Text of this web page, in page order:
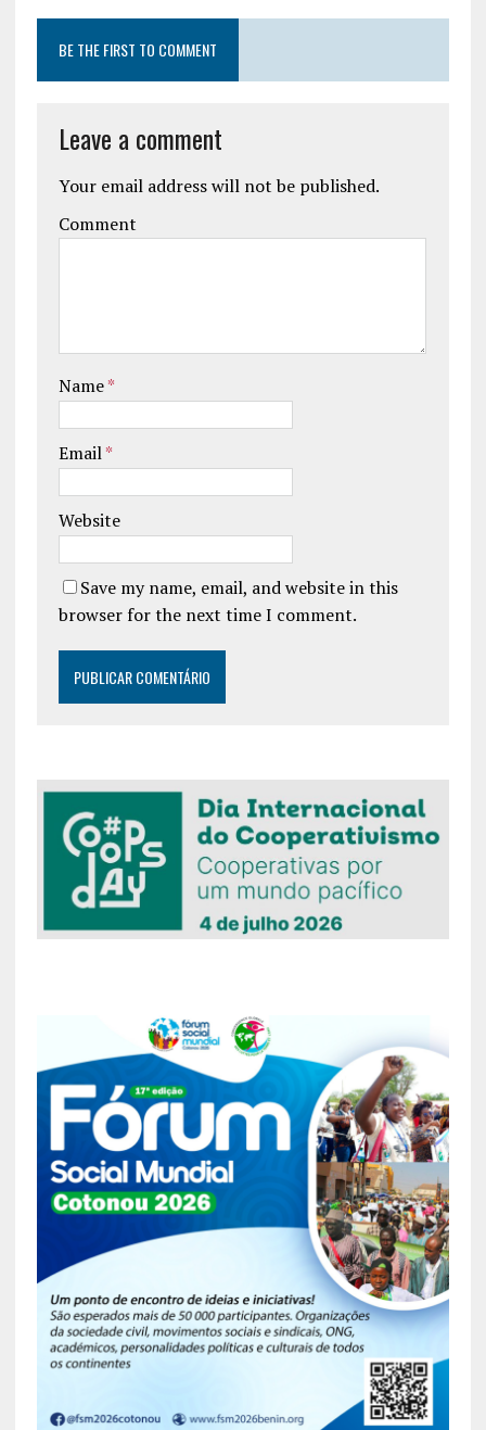
BE THE FIRST TO COMMENT
Leave a comment
Your email address will not be published.
Comment
Name*
Email*
Website
Save my name, email, and website in this
browser for the next time I comment.